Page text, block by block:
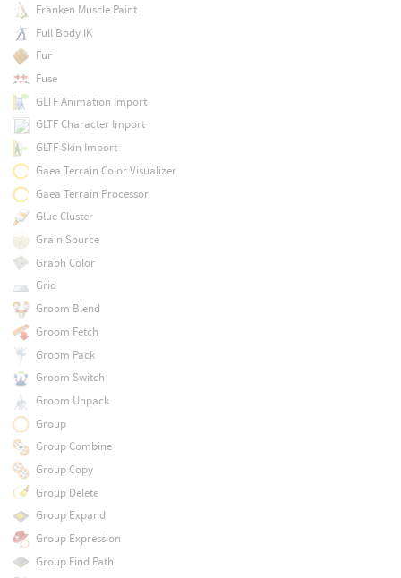
Franken Muscle Paint
Full Body IK
Fur
Fuse
GLTF Animation Import
GLTF Character Import
GLTF Skin Import
Gaea Terrain Color Visualizer
Gaea Terrain Processor
Glue Cluster
Grain Source
Graph Color
Grid
Groom Blend
Groom Fetch
Groom Pack
Groom Switch
Groom Unpack
Group
Group Combine
Group Copy
Group Delete
Group Expand
Group Expression
Group Find Path